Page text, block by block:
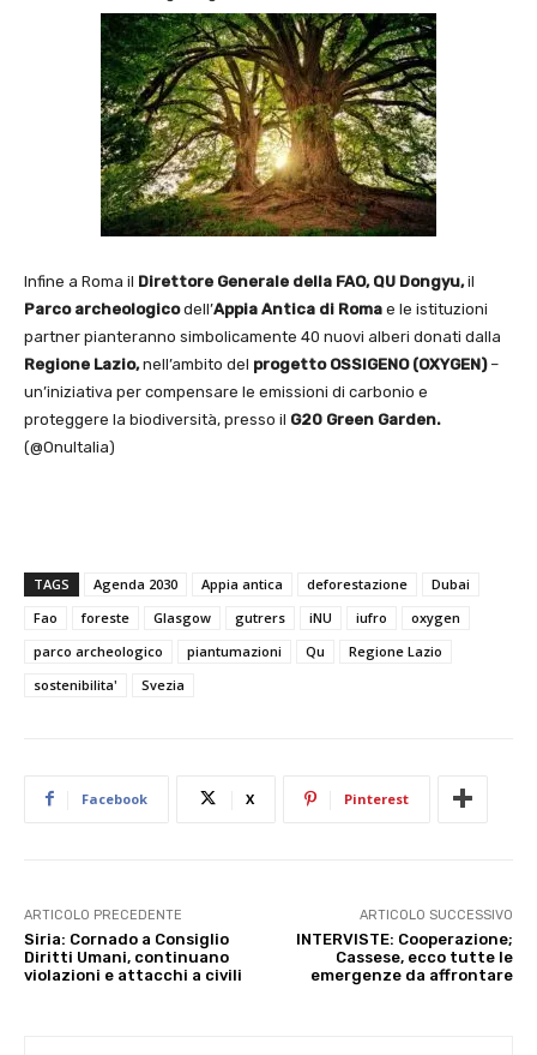
Infine a Roma il Direttore Generale della FAO, QU Dongyu,il
Parco archeologicodell’Appia Antica di Roma e le istituzioni
partner pianteranno simbolicamente 40 nuovi alberi donati dalla
Regione Lazio,nell’ambito del progetto OSSIGENO (OXYGEN)–
un’iniziativa per compensare le emissioni di carbonio e
proteggere la biodiversità, presso il G20 Green Garden.
(@OnuItalia)
TAGS Agenda 2030 Appia antica deforestazione
Dubai
Fao
foreste Glasgow gutrers iNU iufro
oxygen
parco archeologico
piantumazioni Qu
Regione Lazio
sostenibilita'
Svezia
Facebook X Pinterest
ARTICOLO PRECEDENTE
Siria: Cornado a Consiglio
Diritti Umani, continuano
violazioni e attacchi a civili
ARTICOLO SUCCESSIVO
INTERVISTE: Cooperazione;
Cassese, ecco tutte le
emergenze da affrontare